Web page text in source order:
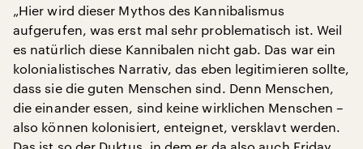
„Hier wird dieser Mythos des Kannibalismus
aufgerufen, was erst mal sehr problematisch ist. Weil
es natürlich diese Kannibalen nicht gab. Das war ein
kolonialistisches Narrativ, das eben legitimieren sollte,
dass sie die guten Menschen sind. Denn Menschen,
die einander essen, sind keine wirklichen Menschen –
also können kolonisiert, enteignet, versklavt werden.